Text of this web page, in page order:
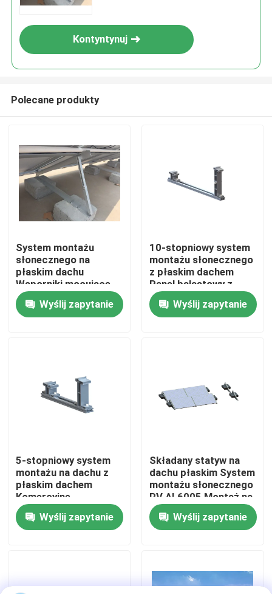
Produkty
Filmy
O nas
Kontrola jakości
Skontaktuj się z nami
Systemy montażu fotowoltaicznego słonecznego
Kontyntynuj
Polecane produkty
System montażu
słonecznego na
płaskim dachu
Wsporniki mocujące
do paneli słonecznych
Wsporniki montażowe
do paneli słonecznych
Wyślij zapytanie
10-stopniowy system
montażu słonecznego
z płaskim dachem
Panel balastowy z
ramą fotowoltaiczną
Wyślij zapytanie
5-stopniowy system
montażu na dachu z
płaskim dachem
Komercyjne
balastowane regały
słoneczne do montażu
na dachu
Wyślij zapytanie
Składany statyw na
dachu płaskim System
montażu słonecznego
PV AL6005 Montaż na
panelu
Wyślij zapytanie